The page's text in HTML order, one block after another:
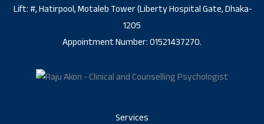
Lift: #, Hatirpool, Motaleb Tower (Liberty Hospital Gate, Dhaka-
1205
Appointment Number: 01521437270.
Services